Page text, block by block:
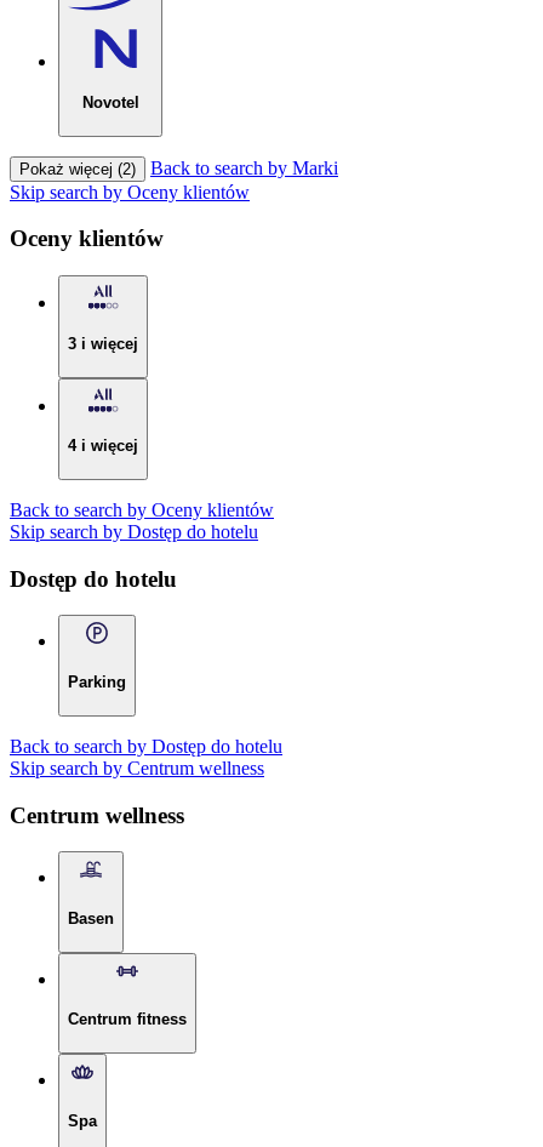
Novotel
Pokaż więcej (2)
Back to search by Marki
Skip search by Oceny klientów
Oceny klientów
3 i więcej
4 i więcej
Back to search by Oceny klientów
Skip search by Dostęp do hotelu
Dostęp do hotelu
Parking
Back to search by Dostęp do hotelu
Skip search by Centrum wellness
Centrum wellness
Basen
Centrum fitness
Spa